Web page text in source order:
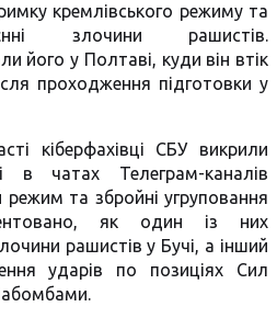
кремлівського режиму та
злочини рашистів.
його у Полтаві, куди він втік
проходження підготовки у
кіберфахівці СБУ викрили
в чатах Телеграм-каналів
режим та збройні угруповання
як один із них
рашистів у Бучі, а інший
ударів по позиціях Сил